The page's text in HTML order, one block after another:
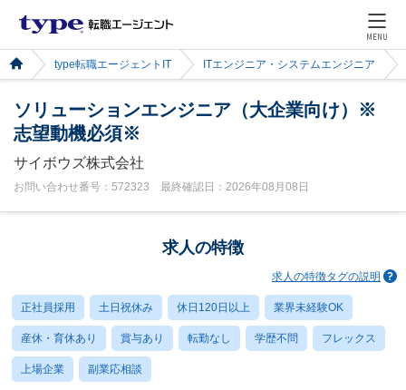
MENU
type転職エージェントIT ITエンジニア・システムエンジニア
ソリューションエンジニア（大企業向け）※
志望動機必須※
サイボウズ株式会社
お問い合わせ番号：572323 最終確認日：2026年08月08日
求人の特徴
求人の特徴タグの説明
正社員採用 土日祝休み 休日120日以上 業界未経験OK
産休・育休あり 賞与あり 転勤なし 学歴不問 フレックス
上場企業 副業応相談